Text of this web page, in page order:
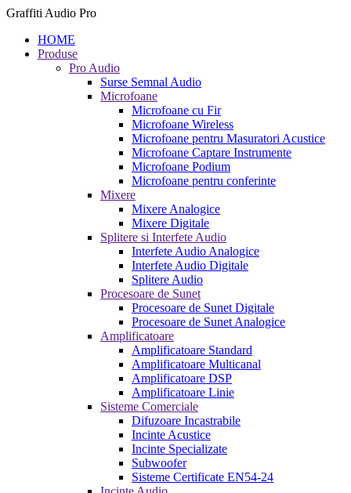
Graffiti Audio Pro
HOME
Produse
Pro Audio
Surse Semnal Audio
Microfoane
Microfoane cu Fir
Microfoane Wireless
Microfoane pentru Masuratori Acustice
Microfoane Captare Instrumente
Microfoane Podium
Microfoane pentru conferinte
Mixere
Mixere Analogice
Mixere Digitale
Splitere si Interfete Audio
Interfete Audio Analogice
Interfete Audio Digitale
Splitere Audio
Procesoare de Sunet
Procesoare de Sunet Digitale
Procesoare de Sunet Analogice
Amplificatoare
Amplificatoare Standard
Amplificatoare Multicanal
Amplificatoare DSP
Amplificatoare Linie
Sisteme Comerciale
Difuzoare Incastrabile
Incinte Acustice
Incinte Specializate
Subwoofer
Sisteme Certificate EN54-24